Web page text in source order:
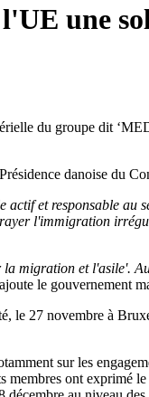
une
du groupe dit
danoise du
et responsable au
l'immigration
migration et l'asile'.
le gouvernement
le 27 novembre à
sur les
membres ont exprimé